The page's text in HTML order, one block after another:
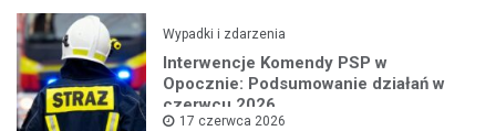
Wypadki i zdarzenia
Interwencje Komendy PSP w
Opocznie: Podsumowanie działań w
czerwcu 2026
17 czerwca 2026